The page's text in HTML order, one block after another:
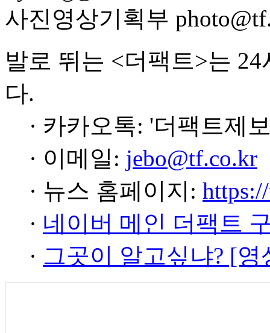
사진영상기획부
발로 뛰는 <더팩트>는
다.
· 카카오톡: '더팩트제
· 이메일: jebo@tf.co.kr
· 뉴스 홈페이지:
· 네이버 메인 더팩트
· 그곳이 알고싶냐? [